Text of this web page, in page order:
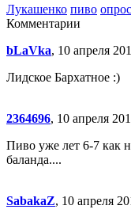
Лукашенко пиво
Комментарии
bLaVka, 10 апреля
Лидское Бархатное :)
2364696, 10 апреля
Пиво уже лет 6-7 как
баланда....
SabakaZ, 10 апреля